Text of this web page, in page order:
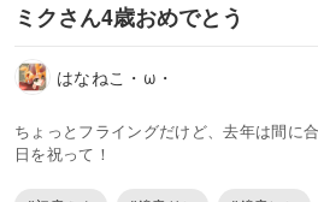
ミクさん4歳おめでとう
はなねこ・ω・
ちょっとフライングだけど、去年は間に
日を祝って！